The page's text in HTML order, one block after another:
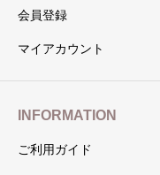
会員登録
マイアカウント
INFORMATION
ご利用ガイド